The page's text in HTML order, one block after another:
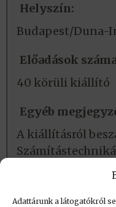
Adattárunk a látogatókról
Helyszín:
Budapest/Duna-
Előadások
40 körüli kiállító
Egyéb
A kiállításról
A kiállítást